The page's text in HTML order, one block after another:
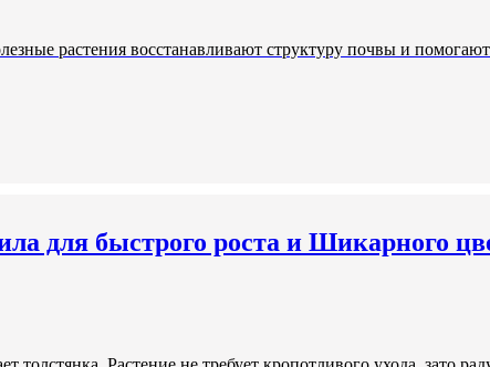
растения восстанавливают структуру почвы и
для быстрого роста и Шикарного